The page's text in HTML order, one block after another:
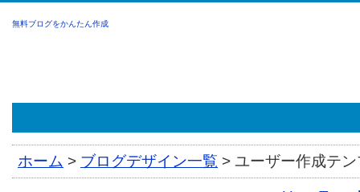
無料ブログをかんたん作成
ホーム > ブログデザイン一覧 > ユーザー作成テ